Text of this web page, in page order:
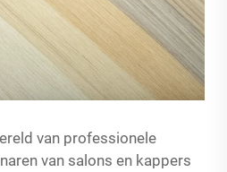
van professionele
van salons en kappers